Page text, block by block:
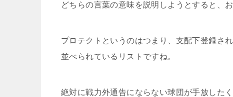
どちらの言葉の意味を説明しようとすると、
プロテクトというのはつまり、支配下登録さ
並べられているリストですね。
絶対に戦力外通告にならない球団が手放した